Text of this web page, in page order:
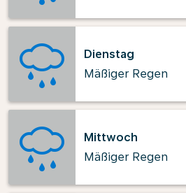
Dienstag
Mäßiger Regen
Mittwoch
Mäßiger Regen